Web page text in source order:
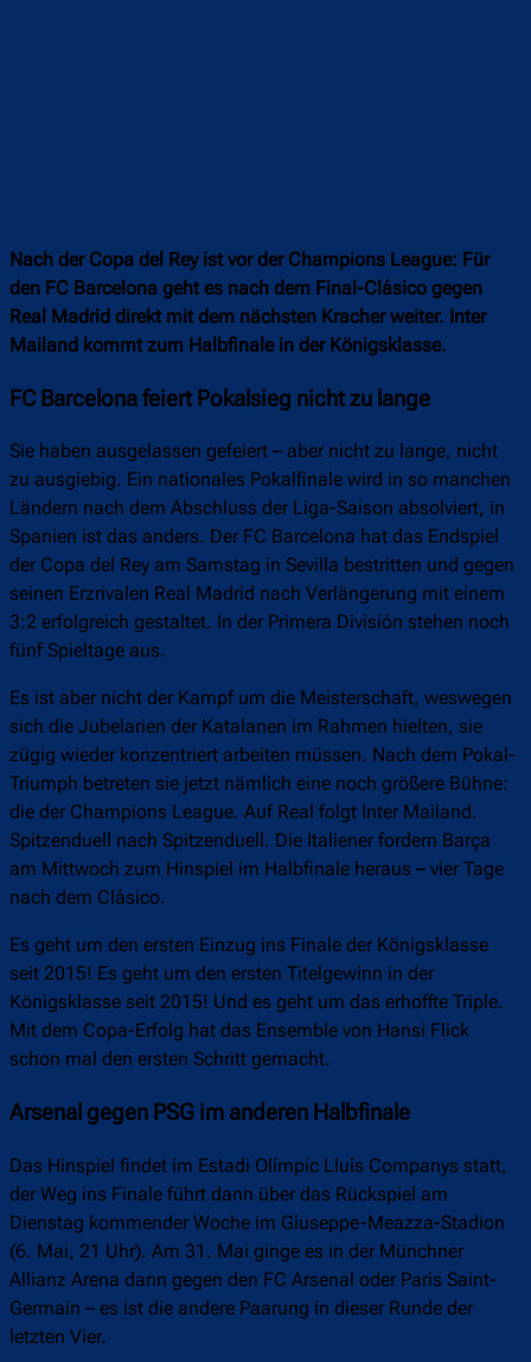
Nach der Copa del Rey ist vor der Champions League: Für
den FC Barcelona geht es nach dem Final-Clásico gegen
Real Madrid direkt mit dem nächsten Kracher weiter. Inter
Mailand kommt zum Halbfinale in der Königsklasse.
FC Barcelona feiert Pokalsieg nicht zu lange
Sie haben ausgelassen gefeiert – aber nicht zu lange, nicht
zu ausgiebig. Ein nationales Pokalfinale wird in so manchen
Ländern nach dem Abschluss der Liga-Saison absolviert, in
Spanien ist das anders. Der FC Barcelona hat das Endspiel
der Copa del Rey am Samstag in Sevilla bestritten und gegen
seinen Erzrivalen Real Madrid nach Verlängerung mit einem
3:2 erfolgreich gestaltet. In der Primera División stehen noch
fünf Spieltage aus.
Es ist aber nicht der Kampf um die Meisterschaft, weswegen
sich die Jubelarien der Katalanen im Rahmen hielten, sie
zügig wieder konzentriert arbeiten müssen. Nach dem Pokal-
Triumph betreten sie jetzt nämlich eine noch größere Bühne:
die der Champions League. Auf Real folgt Inter Mailand.
Spitzenduell nach Spitzenduell. Die Italiener fordern Barça
am Mittwoch zum Hinspiel im Halbfinale heraus – vier Tage
nach dem Clásico.
Es geht um den ersten Einzug ins Finale der Königsklasse
seit 2015! Es geht um den ersten Titelgewinn in der
Königsklasse seit 2015! Und es geht um das erhoffte Triple.
Mit dem Copa-Erfolg hat das Ensemble von Hansi Flick
schon mal den ersten Schritt gemacht.
Arsenal gegen PSG im anderen Halbfinale
Das Hinspiel findet im Estadi Olímpic Lluís Companys statt,
der Weg ins Finale führt dann über das Rückspiel am
Dienstag kommender Woche im Giuseppe-Meazza-Stadion
(6. Mai, 21 Uhr). Am 31. Mai ginge es in der Münchner
Allianz Arena dann gegen den FC Arsenal oder Paris Saint-
Germain – es ist die andere Paarung in dieser Runde der
letzten Vier.